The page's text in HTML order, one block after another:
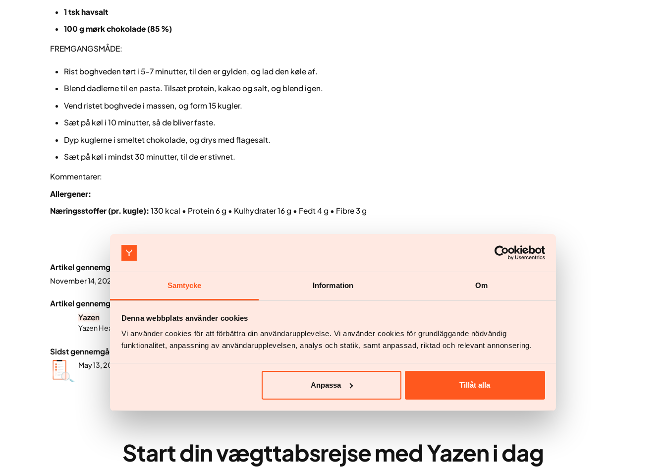
Samtycke Information Om
Denna webbplats använder cookies
Vi använder cookies för att förbättra din användarupplevelse. Vi använder cookies för grundläggande nödvändig
funktionalitet, anpassning av användarupplevelsen, analys och statik, samt anpassad, riktad och relevant annonsering.
Anpassa Tillåt alla
1 tsk havsalt
100 g mørk chokolade (85 %)
FREMGANGSMÅDE:
Rist boghveden tørt i 5–7 minutter, til den er gylden, og lad den køle af.
Blend dadlerne til en pasta. Tilsæt protein, kakao og salt, og blend igen.
Vend ristet boghvede i massen, og form 15 kugler.
Sæt på køl i 10 minutter, så de bliver faste.
Dyp kuglerne i smeltet chokolade, og drys med flagesalt.
Sæt på køl i mindst 30 minutter, til de er stivnet.
Kommentarer:
Allergener:
Næringsstoffer (pr. kugle): 130 kcal • Protein 6 g • Kulhydrater 16 g • Fedt 4 g • Fibre 3 g
Artikel gennemgået af:
November 14, 2025
Artikel gennemgået af:
Yazen
Yazen Health er en digital sundhedsvirksomhed, der specialiserer sig i medicinsk behandling af mennesker med overvægt og svær overvægt
Sidst gennemgået:
May 13, 2026
Start din vægttabsrejse med Yazen i dag